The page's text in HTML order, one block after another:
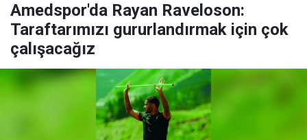
Amedspor'da Rayan Raveloson:
Taraftarımızı gururlandırmak için çok
çalışacağız